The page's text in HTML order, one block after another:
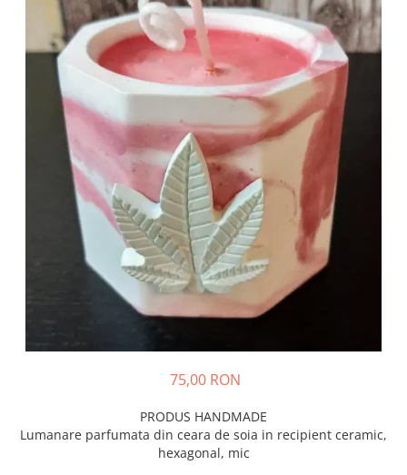
75,00 RON
PRODUS HANDMADE
Lumanare parfumata din ceara de soia in recipient ceramic,
hexagonal, mic